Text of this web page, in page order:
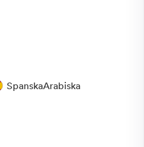
SpanskaArabiska